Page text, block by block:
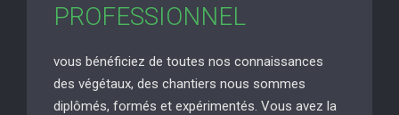
PROFESSIONNEL
vous bénéficiez de toutes nos connaissances
des végétaux, des chantiers nous sommes
diplômés, formés et expérimentés. Vous avez la